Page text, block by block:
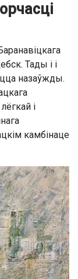
Тады і і
назаўжды.
і
камбінаце